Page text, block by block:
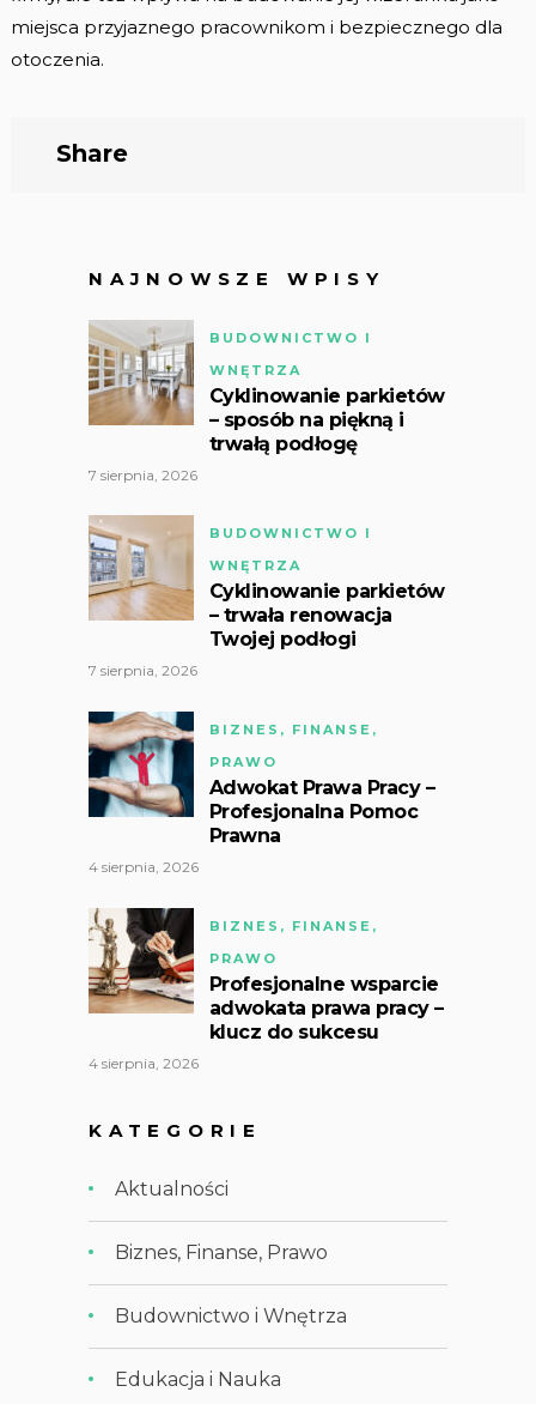
miejsca przyjaznego pracownikom i bezpiecznego dla
otoczenia.
Share
NAJNOWSZE WPISY
BUDOWNICTWO I
WNĘTRZA
Cyklinowanie parkietów
– sposób na piękną i
trwałą podłogę
7 sierpnia, 2026
BUDOWNICTWO I
WNĘTRZA
Cyklinowanie parkietów
– trwała renowacja
Twojej podłogi
7 sierpnia, 2026
BIZNES, FINANSE,
PRAWO
Adwokat Prawa Pracy –
Profesjonalna Pomoc
Prawna
4 sierpnia, 2026
BIZNES, FINANSE,
PRAWO
Profesjonalne wsparcie
adwokata prawa pracy –
klucz do sukcesu
4 sierpnia, 2026
KATEGORIE
Aktualności
Biznes, Finanse, Prawo
Budownictwo i Wnętrza
Edukacja i Nauka